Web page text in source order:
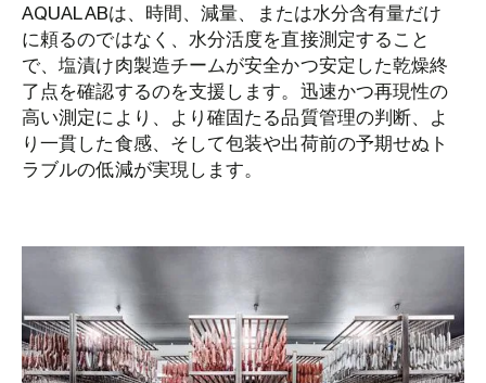
AQUALABは、時間、減量、または水分含有量だけ
に頼るのではなく、水分活度を直接測定すること
で、塩漬け肉製造チームが安全かつ安定した乾燥終
了点を確認するのを支援します。迅速かつ再現性の
高い測定により、より確固たる品質管理の判断、よ
り一貫した食感、そして包装や出荷前の予期せぬト
ラブルの低減が実現します。